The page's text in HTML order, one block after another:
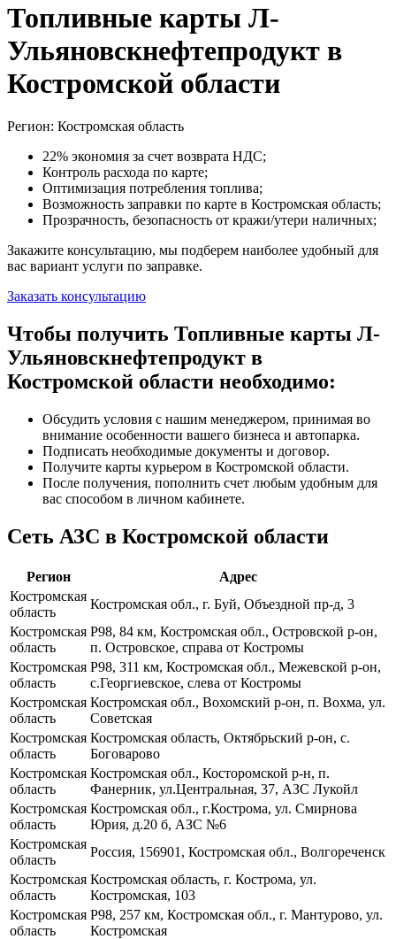
Топливные карты Л-
Ульяновскнефтепродукт в
Костромской области
Регион: Костромская область
22% экономия за счет возврата НДС;
Контроль расхода по карте;
Оптимизация потребления топлива;
Возможность заправки по карте в Костромская область;
Прозрачность, безопасность от кражи/утери наличных;
Закажите консультацию, мы подберем наиболее удобный для
вас вариант услуги по заправке.
Заказать консультацию
Чтобы получить Топливные карты Л-
Ульяновскнефтепродукт в
Костромской области необходимо:
Обсудить условия с нашим менеджером, принимая во
внимание особенности вашего бизнеса и автопарка.
Подписать необходимые документы и договор.
Получите карты курьером в Костромской области.
После получения, пополнить счет любым удобным для
вас способом в личном кабинете.
Сеть АЗС в Костромской области
Регион
Адрес
Костромская
область
Костромская обл., г. Буй, Объездной пр-д, 3
Костромская
область
Р98, 84 км, Костромская обл., Островской р-он,
п. Островское, справа от Костромы
Костромская
область
Р98, 311 км, Костромская обл., Межевской р-он,
с.Георгиевское, слева от Костромы
Костромская
область
Костромская обл., Вохомский р-он, п. Вохма, ул.
Советская
Костромская
область
Костромская область, Октябрьский р-он, с.
Боговарово
Костромская
область
Костромская обл., Косторомской р-н, п.
Фанерник, ул.Центральная, 37, АЗС Лукойл
Костромская
область
Костромская обл., г.Кострома, ул. Смирнова
Юрия, д.20 б, АЗС №6
Костромская
область
Россия, 156901, Костромская обл., Волгореченск
Костромская
область
Костромская область, г. Кострома, ул.
Костромская, 103
Костромская
область
Р98, 257 км, Костромская обл., г. Мантурово, ул.
Костромская